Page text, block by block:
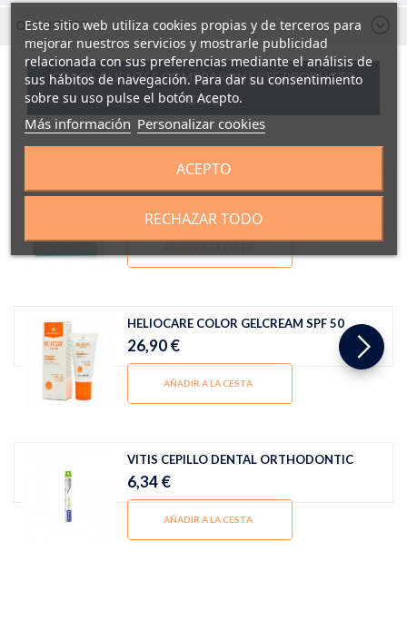
OPINIONES
OTROS CLIENTES COMPRARON ESTE PRODUCTO
CON:
MARTIDERM AMPOLLAS FLASH
13,00 €
HELIOCARE COLOR GELCREAM SPF 50
26,90 €
AÑADIR A LA CESTA
VITIS CEPILLO DENTAL ORTHODONTIC
6,34 €
AÑADIR A LA CESTA
Este sitio web utiliza cookies propias y de terceros para
mejorar nuestros servicios y mostrarle publicidad
relacionada con sus preferencias mediante el análisis de
sus hábitos de navegación. Para dar su consentimiento
sobre su uso pulse el botón Acepto.
Más información Personalizar cookies
RECHAZAR TODO
ACEPTO